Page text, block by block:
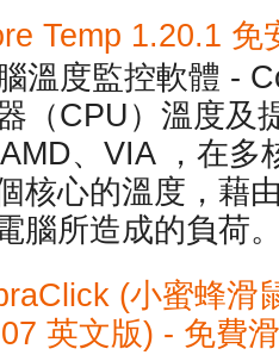
Temp 1.20.1 免
溫度監控軟體 -
（CPU）溫度及
、VIA ，在多
核心的溫度，藉
腦所造成的負荷
(小蜜蜂滑
英文版) - 免費